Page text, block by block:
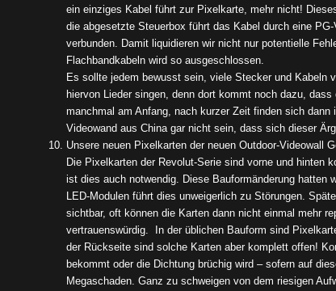
ein einziges Kabel führt zur Pixelkarte, mehr nicht!
die abgesetzte Steuerbox führt das Kabel durch eine
verbunden. Damit liquidieren wir nicht nur potentielle
Flachbandkabeln wird so ausgeschlossen.
Es sollte jedem bewusst sein, viele Stecker und Kabeln
hiervon Lieder singen, denn dort kommt noch dazu,
manchmal am Anfang, nach kurzer Zeit finden sich
Videowand aus China gar nicht sein, dass sich dieser
Unsere neuen Pixelkarten der neuen Outdoor-Videowall
Die Pixelkarten der Revolut-Serie sind vorne und hinten
ist dies auch notwendig. Diese Bauformänderung
LED-Modulen führt dies unweigerlich zu Störungen.
sichtbar, oft können die Karten dann nicht einmal mehr
vertrauenswürdig. In der üblichen Bauform sind
der Rückseite sind solche Karten aber komplett offen!
bekommt oder die Dichtung brüchig wird – sofern auf
Megaschaden. Ganz zu schweigen von dem riesigen